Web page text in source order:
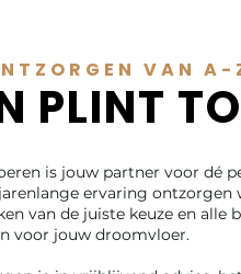
VAN A-
PLINT
is jouw partner voor dé
ervaring ontzorgen
van de juiste keuze en alle
voor jouw droomvloer.